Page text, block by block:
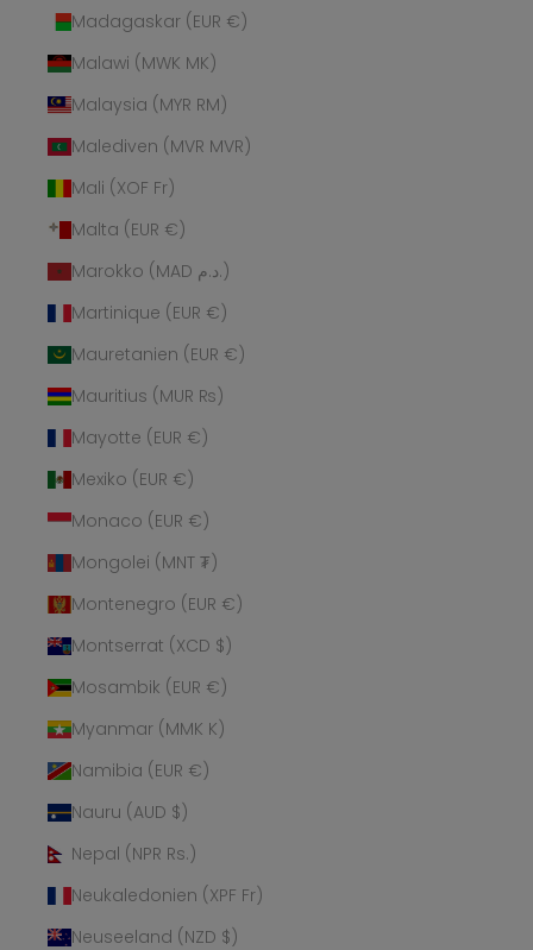
Madagaskar (EUR €)
Malawi (MWK MK)
Malaysia (MYR RM)
Malediven (MVR MVR)
Mali (XOF Fr)
Malta (EUR €)
Marokko (MAD د.م.)
Martinique (EUR €)
Mauretanien (EUR €)
Mauritius (MUR ₨)
Mayotte (EUR €)
Mexiko (EUR €)
Monaco (EUR €)
Mongolei (MNT ₮)
Montenegro (EUR €)
Montserrat (XCD $)
Mosambik (EUR €)
Myanmar (MMK K)
Namibia (EUR €)
Nauru (AUD $)
Nepal (NPR Rs.)
Neukaledonien (XPF Fr)
Neuseeland (NZD $)